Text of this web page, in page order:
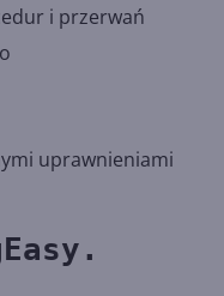
i przerwań
uprawnieniami